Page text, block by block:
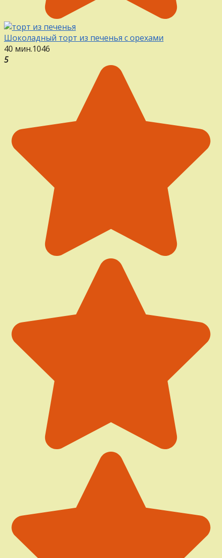
Шоколадный торт из печенья с орехами
40 мин.1046
5